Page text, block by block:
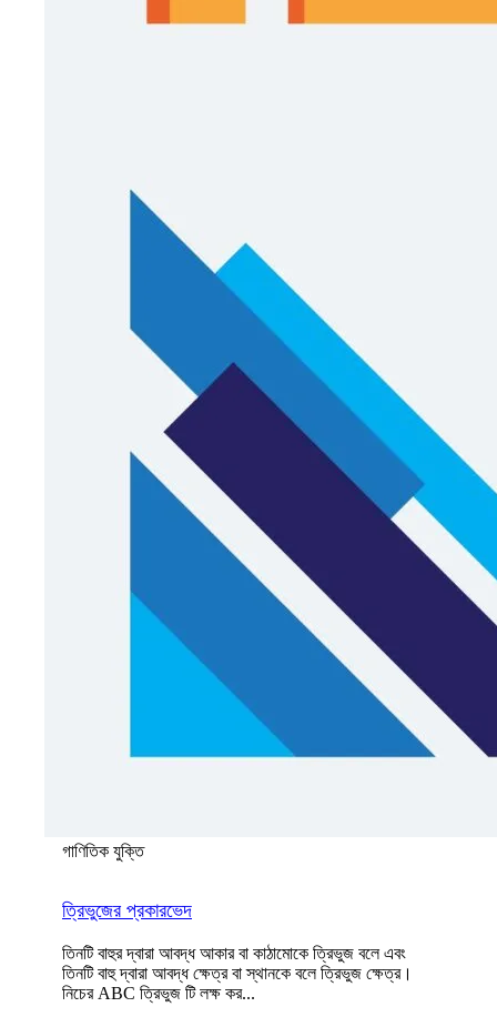
গাণিতিক যুক্তি
ত্রিভুজের প্রকারভেদ
তিনটি বাহুর দ্বারা আবদ্ধ আকার বা কাঠামোকে ত্রিভুজ বলে এবং
তিনটি বাহু দ্বারা আবদ্ধ ক্ষেত্র বা স্থানকে বলে ত্রিভুজ ক্ষেত্র।
নিচের ABC ত্রিভুজ টি লক্ষ কর...